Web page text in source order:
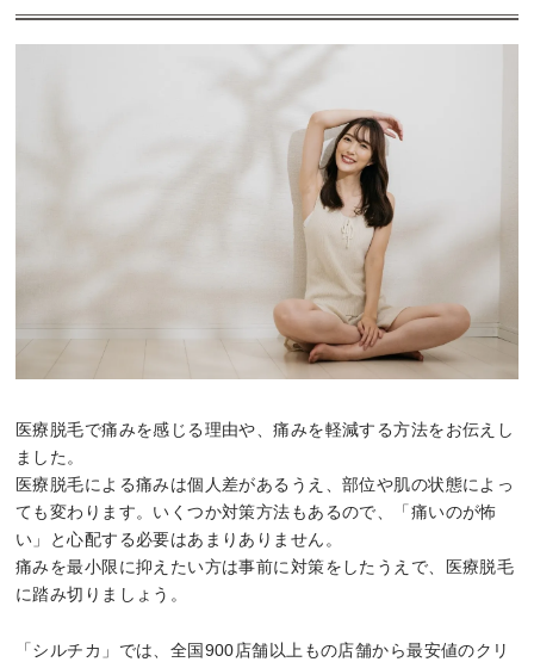
医療脱毛で痛みを感じる理由や、痛みを軽減する方法をお伝えし
ました。
医療脱毛による痛みは個人差があるうえ、部位や肌の状態によっ
ても変わります。いくつか対策方法もあるので、「痛いのが怖
い」と心配する必要はあまりありません。
痛みを最小限に抑えたい方は事前に対策をしたうえで、医療脱毛
に踏み切りましょう。
「シルチカ」では、全国900店舗以上もの店舗から最安値のクリ